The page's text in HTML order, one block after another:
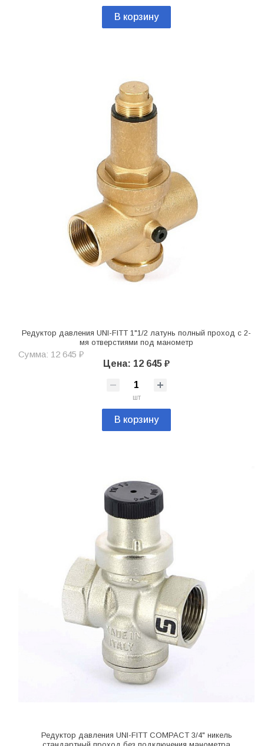
В корзину
Редуктор давления UNI-FITT 1"1/2 латунь полный проход с 2-
мя отверстиями под манометр
Сумма: 12 645 ₽
Цена: 12 645 ₽
шт
В корзину
Редуктор давления UNI-FITT COMPACT 3/4" никель